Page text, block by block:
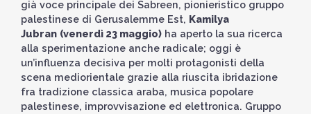
già voce principale dei Sabreen, pionieristico gruppo
palestinese di Gerusalemme Est, Kamilya
Jubran (venerdì 23 maggio) ha aperto la sua ricerca
alla sperimentazione anche radicale; oggi è
un’influenza decisiva per molti protagonisti della
scena mediorientale grazie alla riuscita ibridazione
fra tradizione classica araba, musica popolare
palestinese, improvvisazione ed elettronica. Gruppo